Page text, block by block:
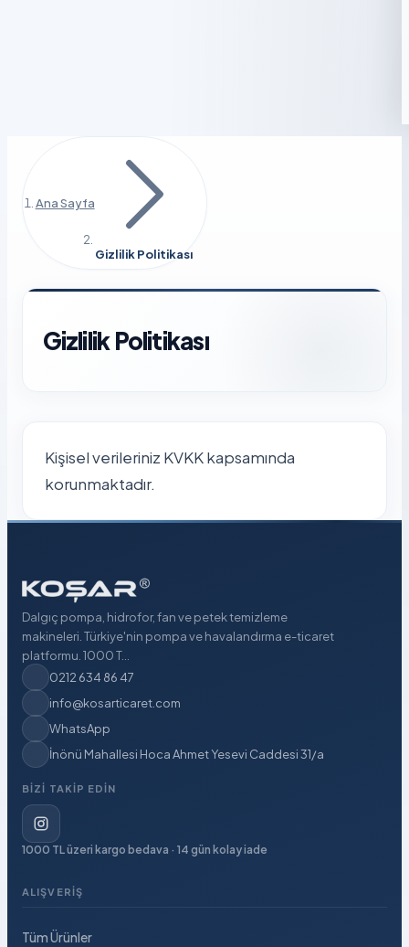
Ana Sayfa
Gizlilik Politikası
Gizlilik Politikası
Kişisel verileriniz KVKK kapsamında
korunmaktadır.
Dalgıç pompa, hidrofor, fan ve petek temizleme
makineleri. Türkiye'nin pompa ve havalandırma e-ticaret
platformu. 1000 T...
0212 634 86 47
info@kosarticaret.com
WhatsApp
İnönü Mahallesi Hoca Ahmet Yesevi Caddesi 31/a
BIZI TAKIP EDIN
1000 TL üzeri kargo bedava · 14 gün kolay iade
ALIŞVERIŞ
Tüm Ürünler